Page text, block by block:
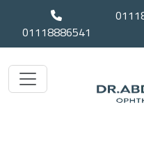
01118886541